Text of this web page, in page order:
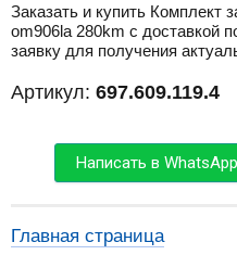
Заказать и купить Комплект
om906la 280km с доставкой
заявку для получения
Артикул: 697.609.119.4
Написать в WhatsApp
Главная страница